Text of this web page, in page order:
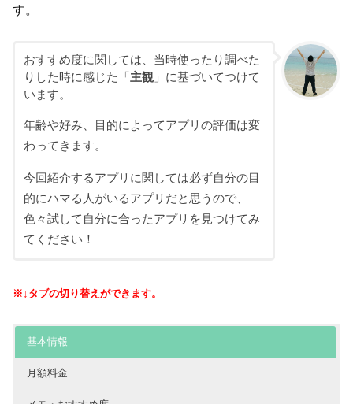
す。
おすすめ度に関しては、当時使ったり調べた
りした時に感じた「 主観」に基づいてつけて
います。
年齢や好み、目的によってアプリの評価は変
わってきます。
今回紹介するアプリに関しては必ず自分の目
的にハマる人がいるアプリだと思うので、
色々試して自分に合ったアプリを見つけてみ
てください！
※↓タブの切り替えができます。
基本情報
月額料金